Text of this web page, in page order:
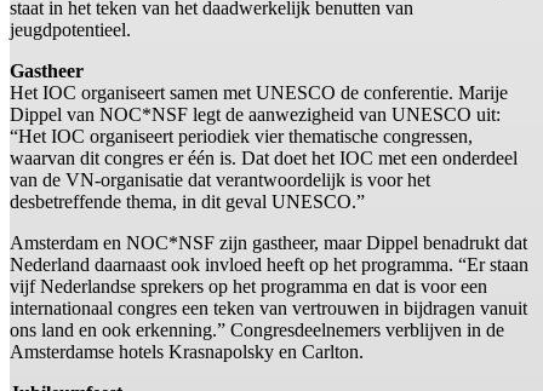
staat in het teken van het daadwerkelijk benutten van
jeugdpotentieel.
Gastheer
Het IOC organiseert samen met UNESCO de conferentie. Marije
Dippel van NOC*NSF legt de aanwezigheid van UNESCO uit:
“Het IOC organiseert periodiek vier thematische congressen,
waarvan dit congres er één is. Dat doet het IOC met een onderdeel
van de VN-organisatie dat verantwoordelijk is voor het
desbetreffende thema, in dit geval UNESCO.”
Amsterdam en NOC*NSF zijn gastheer, maar Dippel benadrukt dat
Nederland daarnaast ook invloed heeft op het programma. “Er staan
vijf Nederlandse sprekers op het programma en dat is voor een
internationaal congres een teken van vertrouwen in bijdragen vanuit
ons land en ook erkenning.” Congresdeelnemers verblijven in de
Amsterdamse hotels Krasnapolsky en Carlton.